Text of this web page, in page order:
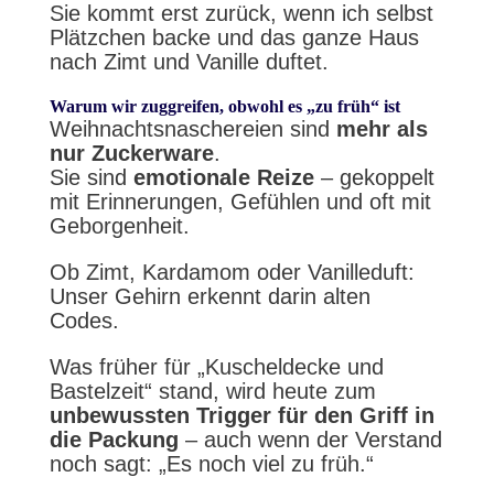
Sie kommt erst zurück, wenn ich selbst
Plätzchen backe und das ganze Haus
nach Zimt und Vanille duftet.
Warum wir zuggreifen, obwohl es „zu früh“ ist
Weihnachtsnaschereien sind mehr als
nur Zuckerware.
Sie sind emotionale Reize– gekoppelt
mit Erinnerungen, Gefühlen und oft mit
Geborgenheit.
Ob Zimt, Kardamom oder Vanilleduft:
Unser Gehirn erkennt darin alten
Codes.
Was früher für „Kuscheldecke und
Bastelzeit“ stand, wird heute zum
unbewussten Trigger für den Griff in
die Packung – auch wenn der Verstand
noch sagt: „Es noch viel zu früh.“